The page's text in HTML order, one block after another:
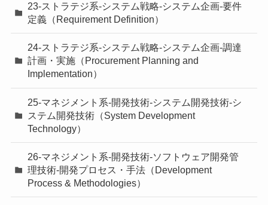
23-ストラテジ系-システム戦略-システム企画-要件
定義（Requirement Definition）
24-ストラテジ系-システム戦略-システム企画-調達
計画・実施（Procurement Planning and
Implementation）
25-マネジメント系-開発技術-システム開発技術-シ
ステム開発技術（System Development
Technology）
26-マネジメント系-開発技術-ソフトウェア開発管
理技術-開発プロセス・手法（Development
Process & Methodologies）